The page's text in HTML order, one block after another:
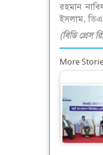
রহমান
ইসলাম,
(বিডি প্রেস
More
স্মার্ট
‘সেন্ট্রাল